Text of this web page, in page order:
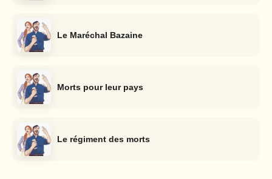
Le Maréchal Bazaine
Morts pour leur pays
Le régiment des morts